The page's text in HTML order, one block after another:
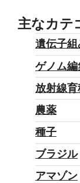
ス
主なカテ
遺伝子組
ゲノム編
放射線育
農薬
種子
ブラジル
アマゾン